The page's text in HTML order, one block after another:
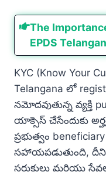
The
EPDS
KYC (Know Your
Telangana లో
నమోదవుతున్న వ్యక్తి
యాక్సెస్ చేసేందుకు
ప్రభుత్వం
సహాయపడుతుంది,
సరుకులు మరియు